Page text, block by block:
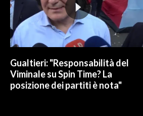
Gualtieri: "Responsabilità del
Viminale su Spin Time? La
posizione dei partiti è nota"